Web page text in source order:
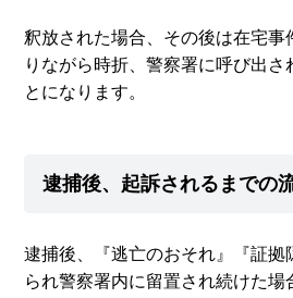
釈放された場合、その後は在宅事
りながら時折、警察署に呼び出さ
とになります。
逮捕後、起訴されるまでの
逮捕後、『逃亡のおそれ』『証拠
られ警察署内に留置され続けた場